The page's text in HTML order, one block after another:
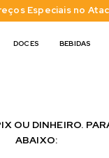
Especiais no
DOCES BEBIDAS
OU DINHEIRO.
ABAIXO: